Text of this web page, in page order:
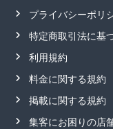
プライバシーポリ
特定商取引法に基
利用規約
料金に関する規約
掲載に関する規約
集客にお困りの店